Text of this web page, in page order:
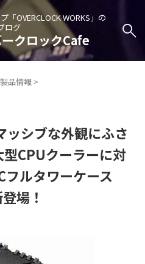
「OVERCLOCK WORKS」の
ログ
クロックCafe
品情報 >
シブな外観にふさ
CPUクーラーに対
ルタワーケース
場！